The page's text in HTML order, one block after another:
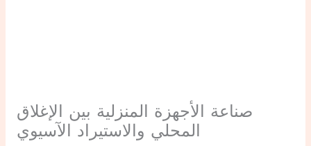
صناعة الأجهزة المنزلية بين الإغلاق
المحلي والاستيراد الآسيوي